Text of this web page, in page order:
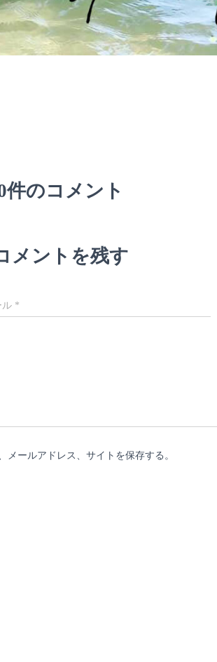
件のコメント
メントを残す
ル *
ールアドレス、サイトを保存する。